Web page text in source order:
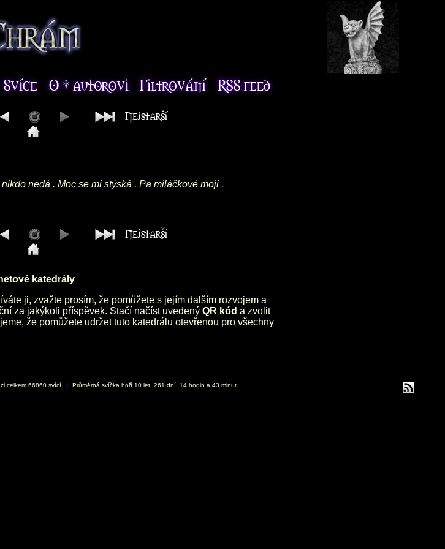
nedá . Moc se mi stýská . Pa miláčkové moji .
katedrály
ji, zvažte prosím, že pomůžete s jejím dalším rozvojem a
za jakýkoli příspěvek. Stačí načíst uvedený QR kód a zvolit
že pomůžete udržet tuto katedrálu otevřenou pro všechny
celkem 66860 svící. | Průměrná svíčka hoří 10 let, 261 dní, 14 hodin a 43 minut.